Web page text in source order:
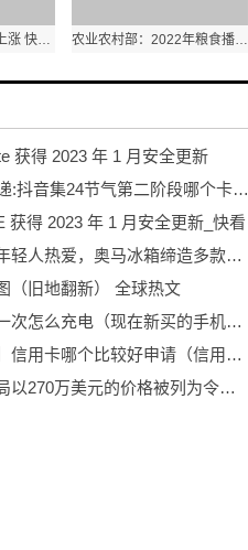
永泰运1月18日快速上涨 快播报 农业农村部：2022年粮食播种面积17.75亿亩 比上年增加1052万亩|全球报资讯
获得 2023 年 1 月安全更新
24小时快讯速递:抖音集24节气第二阶段哪个卡最难集
获得 2023 年 1 月安全更新_快看
高颜值家电成年轻人热爱，奥马冰箱缔造多款艺术品冰箱
（旧地翻新） 全球热文
刚买的手机第一次怎么充电（现在新买的手机第一次怎么充电）
【世界速看料】信用卡哪个比较好申请（信用卡哪个比较好）
格列布的前邮局以270万美元的价格被列为令人惊叹的私人住宅|环球速讯